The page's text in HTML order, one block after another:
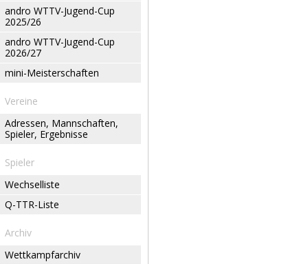
andro WTTV-Jugend-Cup
2025/26
andro WTTV-Jugend-Cup
2026/27
mini-Meisterschaften
Vereine
Adressen, Mannschaften,
Spieler, Ergebnisse
Spieler
Wechselliste
Q-TTR-Liste
Archiv
Wettkampfarchiv